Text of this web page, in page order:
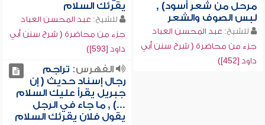
مرحل من شعر أسود) ,
لبس الصوف والشعر
للشيخ: عبد المحسن العباد
جزء من محاضرة ( شرح سنن أبي
داود [452])
يقرئك السلام
للشيخ: عبد المحسن العباد
جزء من محاضرة ( شرح سنن أبي
داود [593])
الفهرس: تراجم
رجال إسناد حديث ( إن
جبريل يقرأ عليك السلام
...) , ما جاء في الرجل
يقول فلان يقرئك السلام